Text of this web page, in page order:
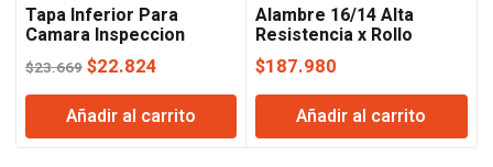
Tapa Inferior Para
Camara Inspeccion
60×60
$23.669 El
precio
original
era:
$22.824
precio
actual
es:
Añadir al carrito
Alambre 16/14 Alta
Resistencia x Rollo
Acindar
$187.980
Añadir al carrito